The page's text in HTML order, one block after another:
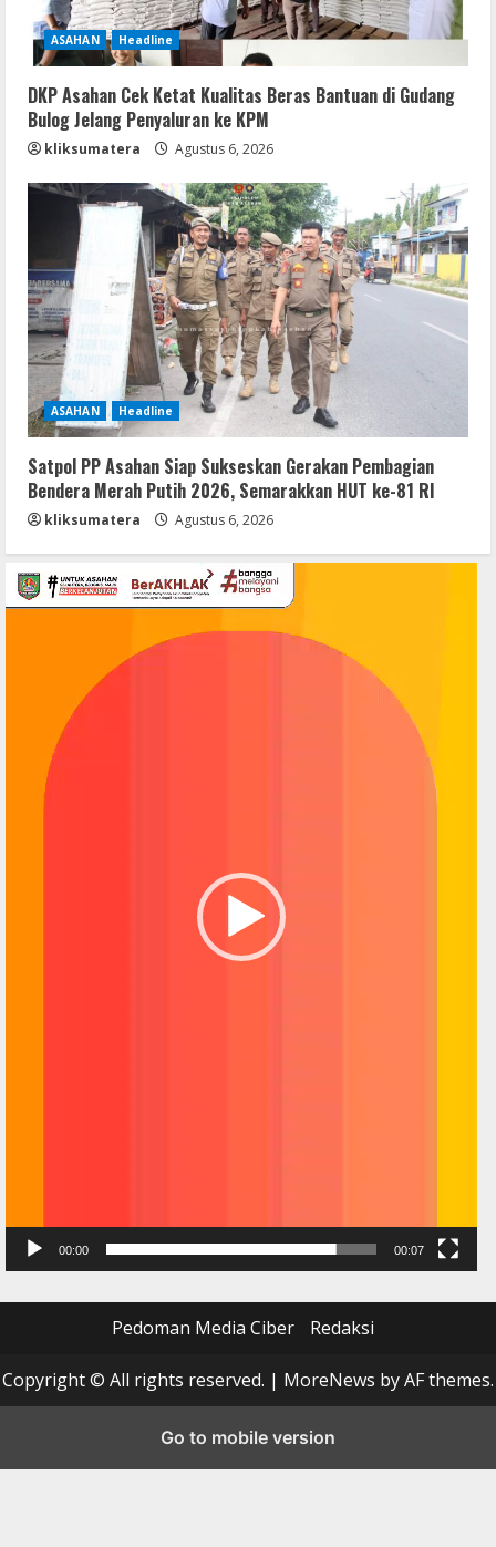
ASAHAN Headline
DKP Asahan Cek Ketat Kualitas Beras Bantuan di Gudang
Bulog Jelang Penyaluran ke KPM
kliksumatera Agustus 6, 2026
ASAHAN Headline
Satpol PP Asahan Siap Sukseskan Gerakan Pembagian
Bendera Merah Putih 2026, Semarakkan HUT ke-81 RI
kliksumatera Agustus 6, 2026
Pemutar
Video
00:00 00:07
Pedoman Media Ciber Redaksi
Copyright © All rights reserved. | MoreNews by AF themes.
Go to mobile version